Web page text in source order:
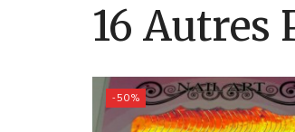
16 Autres
-50%